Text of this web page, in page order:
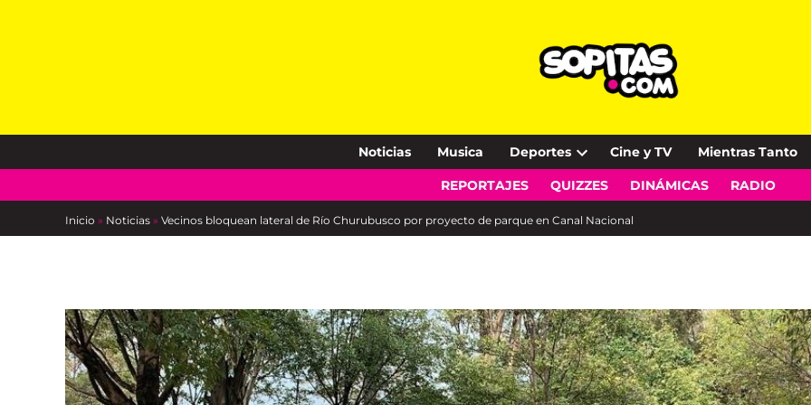
Noticias Musica Deportes
Open
dropdown
Cine y TV Mientras Tanto
REPORTAJES QUIZZES DINÁMICAS RADIO
Inicio » Noticias » Vecinos bloquean lateral de Río Churubusco por proyecto de parque en Canal Nacional